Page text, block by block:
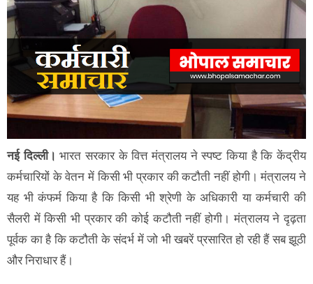
नई दिल्ली। भारत सरकार के वित्त मंत्रालय ने स्पष्ट किया है कि केंद्रीय
कर्मचारियों के वेतन में किसी भी प्रकार की कटौती नहीं होगी। मंत्रालय ने
यह भी कंफर्म किया है कि किसी भी श्रेणी के अधिकारी या कर्मचारी की
सैलरी में किसी भी प्रकार की कोई कटौती नहीं होगी। मंत्रालय ने दृढ़ता
पूर्वक का है कि कटौती के संदर्भ में जो भी खबरें प्रसारित हो रही हैं सब झूठी
और निराधार हैं।